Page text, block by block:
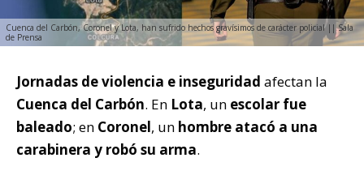
Cuenca del Carbón, Coronel y Lota, han sufrido hechos gravísimos de carácter policial || Sala
de Prensa
Jornadas de violencia e inseguridad afectan la
Cuenca del Carbón. En Lota, un escolar fue
baleado; en Coronel, un hombre atacó a una
carabinera y robó su arma.